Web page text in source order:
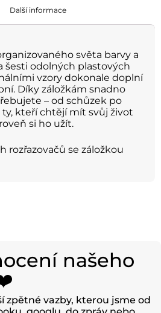
Další informace
světa barvy a
šesti odolných plastových
vzory dokonale doplní
Díky záložkám snadno
– od schůzek po
ty, kteří chtějí mít svůj život
si ho užít.
rozřazovačů se záložkou
našeho
zpětné vazby, kterou jsme od